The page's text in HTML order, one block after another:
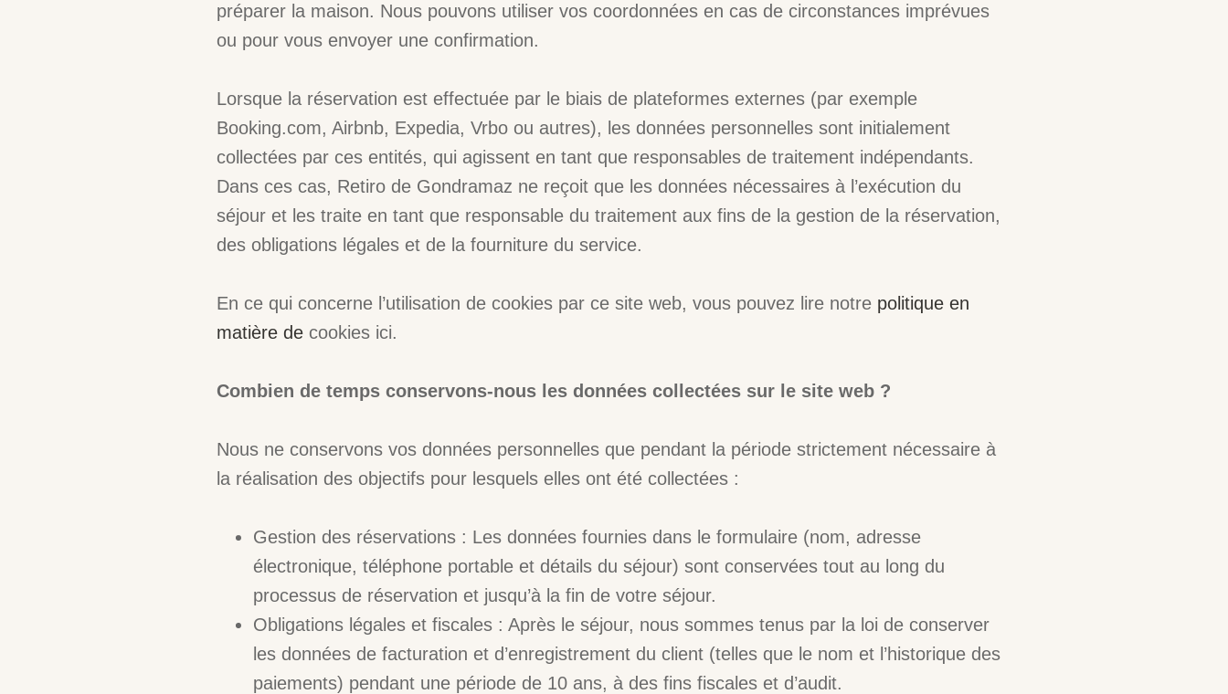
préparer la maison. Nous pouvons utiliser vos coordonnées en cas de circonstances imprévues
ou pour vous envoyer une confirmation.
Lorsque la réservation est effectuée par le biais de plateformes externes (par exemple
Booking.com, Airbnb, Expedia, Vrbo ou autres), les données personnelles sont initialement
collectées par ces entités, qui agissent en tant que responsables de traitement indépendants.
Dans ces cas, Retiro de Gondramaz ne reçoit que les données nécessaires à l’exécution du
séjour et les traite en tant que responsable du traitement aux fins de la gestion de la réservation,
des obligations légales et de la fourniture du service.
En ce qui concerne l’utilisation de cookies par ce site web, vous pouvez lire notre politique en
matière de cookies ici.
Combien de temps conservons-nous les données collectées sur le site web ?
Nous ne conservons vos données personnelles que pendant la période strictement nécessaire à
la réalisation des objectifs pour lesquels elles ont été collectées :
Gestion des réservations : Les données fournies dans le formulaire (nom, adresse
électronique, téléphone portable et détails du séjour) sont conservées tout au long du
processus de réservation et jusqu’à la fin de votre séjour.
Obligations légales et fiscales : Après le séjour, nous sommes tenus par la loi de conserver
les données de facturation et d’enregistrement du client (telles que le nom et l’historique des
paiements) pendant une période de 10 ans, à des fins fiscales et d’audit.